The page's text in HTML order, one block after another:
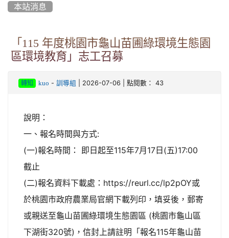
本站消息
「115 年度桃園市龜山苗圃綠環境生態園
區環境教育」志工召募
轉知 kuo - 訓導組 | 2026-07-06 | 點閱數： 43
說明：
一、報名時間與方式:
(一)報名時間： 即日起至115年7月17日(五)17:00
截止
(二)報名資料下載處：https://reurl.cc/lp2pOY或
於桃園市政府農業局官網下載列印，填妥後，郵寄
或親送至龜山苗圃綠環境生態園區 (桃園市龜山區
下湖街320號)，信封上請註明「報名115年龜山苗